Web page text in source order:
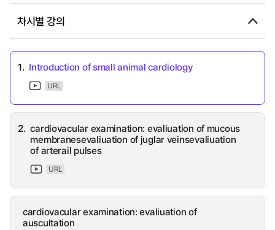
차시별 강의
1. Introduction of small animal cardiology
URL
2. cardiovacular examination: evaliuation of mucous
membranesevaliuation of juglar veinsevaliuation
of arterail pulses
URL
cardiovacular examination: evaliuation of
auscultation